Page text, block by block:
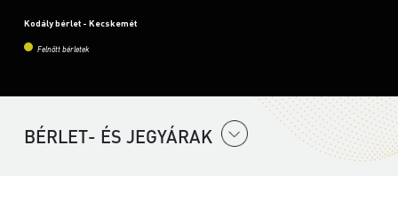
Kodály bérlet - Kecskemét
Felnőtt bérletek
BÉRLET- ÉS JEGYÁRAK